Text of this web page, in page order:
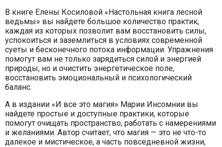
В книге Елены Косиловой «Настольная книга лесной
ведьмы» вы найдете большое количество практик,
каждая из которых позволит вам восстановить силы,
успокоиться и заземлиться в условиях современной
суеты и бесконечного потока информации. Упражнения
помогут вам не только зарядиться силой и энергией
природы, но и очистить энергетическое поле,
восстановить эмоциональный и психологический
баланс.
А в издании «И все это магия» Марии Инсомнии вы
найдете простые и доступные практики, которые
помогут очищать пространство, работать с намерениями
и желаниями. Автор считает, что магия — это не что-то
далекое и мистическое, а часть повседневной жизни,